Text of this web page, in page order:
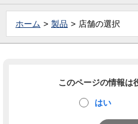
ホーム 製品 店舗の選択
このページの情報は
はい